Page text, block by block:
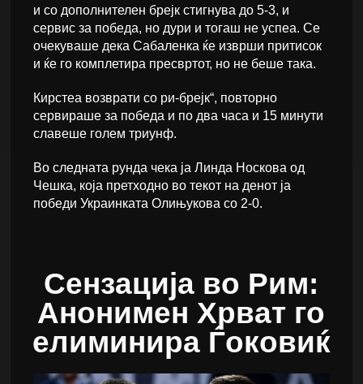
и со дополнителен брејк стигнува до 5-3, и
сервис за победа, но дури и тогаш не успеа. Се
очекуваше дека Сабаленка ќе изврши притисок
и ќе го комплетира пресвртот, но не беше така.
Кирстеа возврати со ри-брејк“, повторно
сервираше за победа и по два часа и 15 минути
славеше голем триунф.
Во следната рунда чека ја Линда Носкова од
Чешка, која претходно во текот на денот ја
победи Украинката Олињукова со 2-0.
Сензација во Рим:
Анонимен Хрват го
елиминира Ѓоковиќ